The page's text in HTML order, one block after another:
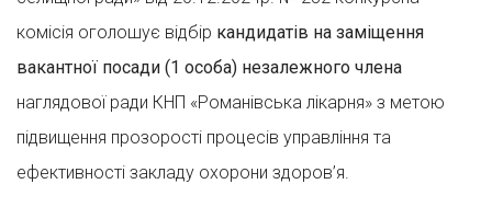
комісія оголошує відбір кандидатів на заміщення
вакантної посади (1 особа) незалежного члена
наглядової ради КНП «Романівська лікарня» з метою
підвищення прозорості процесів управління та
ефективності закладу охорони здоров’я.